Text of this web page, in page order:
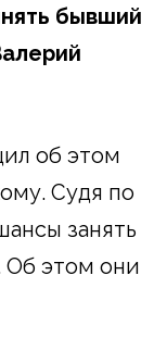
бывший
об этом
Судя по
занять
Об этом они